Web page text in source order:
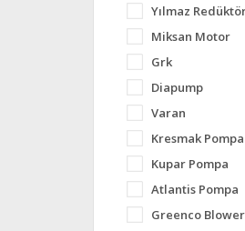
Yılmaz
Miksan Motor
Grk
Diapump
Varan
Kresmak Pompa
Kupar Pompa
Atlantis Pompa
Greenco Blower